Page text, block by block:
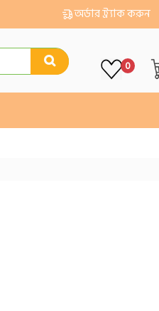
অর্ডার ট্র্যাক করুন
0